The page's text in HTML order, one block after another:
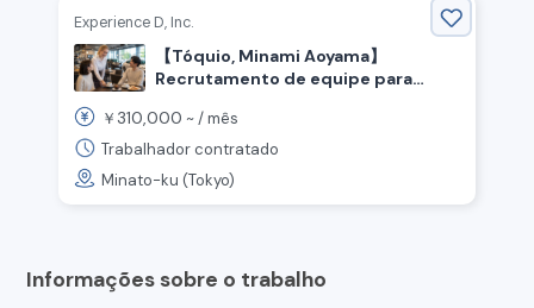
Experience D, Inc.
【Tóquio, Minami Aoyama】
Recrutamento de equipe para
marca Honda! ☕️
￥ 310,000 ~ /mês
Trabalhador contratado
Minato-ku (Tokyo)
Informações sobre o trabalho